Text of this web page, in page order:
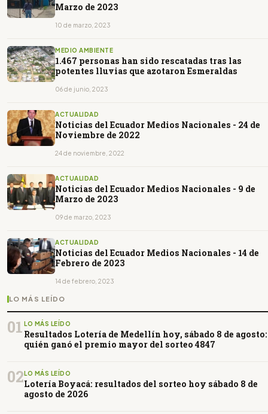
Marzo de 2023
10 de marzo, 2023
MEDIO AMBIENTE
1.467 personas han sido rescatadas tras las
potentes lluvias que azotaron Esmeraldas
06 de junio, 2023
ACTUALIDAD
Noticias del Ecuador Medios Nacionales - 24 de
Noviembre de 2022
24 de noviembre, 2022
ACTUALIDAD
Noticias del Ecuador Medios Nacionales - 9 de
Marzo de 2023
09 de marzo, 2023
ACTUALIDAD
Noticias del Ecuador Medios Nacionales - 14 de
Febrero de 2023
14 de febrero, 2023
LO MÁS LEÍDO
01 LO MÁS LEÍDO
Resultados Lotería de Medellín hoy, sábado 8 de agosto:
quién ganó el premio mayor del sorteo 4847
02 LO MÁS LEÍDO
Lotería Boyacá: resultados del sorteo hoy sábado 8 de
agosto de 2026